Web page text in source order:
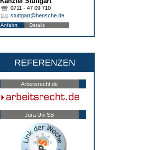
0711 - 47 09 710
stuttgart@hensche.de
Anfahrt Details
REFERENZEN
Arbeitsrecht.de
Jura Uni SB